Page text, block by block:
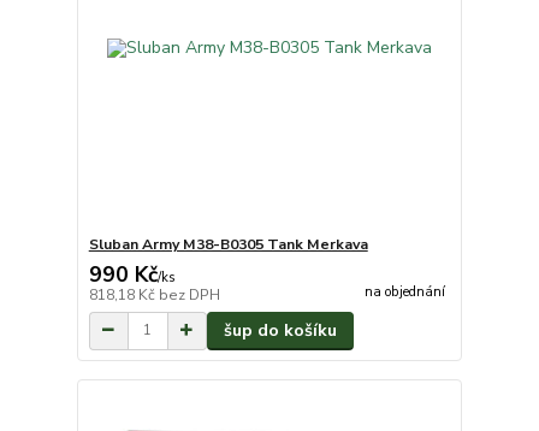
Sluban Army M38-B0305 Tank Merkava
990 Kč/ks
818,18 Kč bez DPH na objednání
šup do košíku